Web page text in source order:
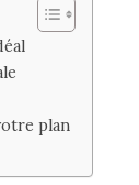
plan